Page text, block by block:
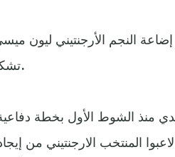
إضاعة النجم الأرجنتيني ليون
تشكل فيه الفرصة الوحيدة لتحقيق الفوز.
منذ الشوط الأول بخطة
المنتخب الارجنتيني من